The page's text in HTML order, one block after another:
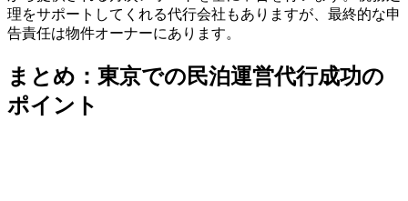
理をサポートしてくれる代行会社もありますが、最終的な申
告責任は物件オーナーにあります。
まとめ：東京での民泊運営代行成功の
ポイント